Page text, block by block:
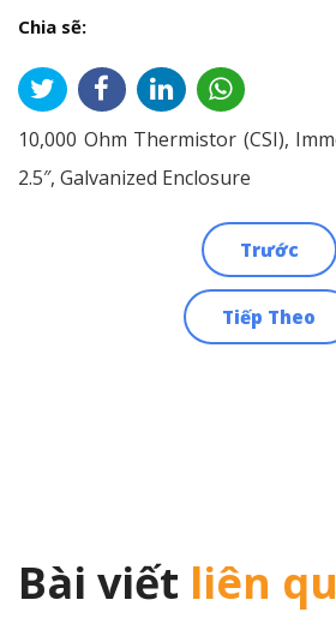
Chia sẽ:
10,000 Ohm Thermistor (CSI),
2.5″, Galvanized Enclosure
Trước
Tiếp Theo
Bài viết liên